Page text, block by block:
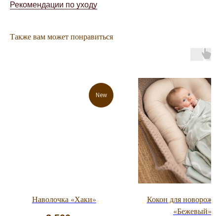
Рекомендации по уходу
Также вам может понравиться
New
Наволочка «Хаки»
Кокон для
«Бежевый»